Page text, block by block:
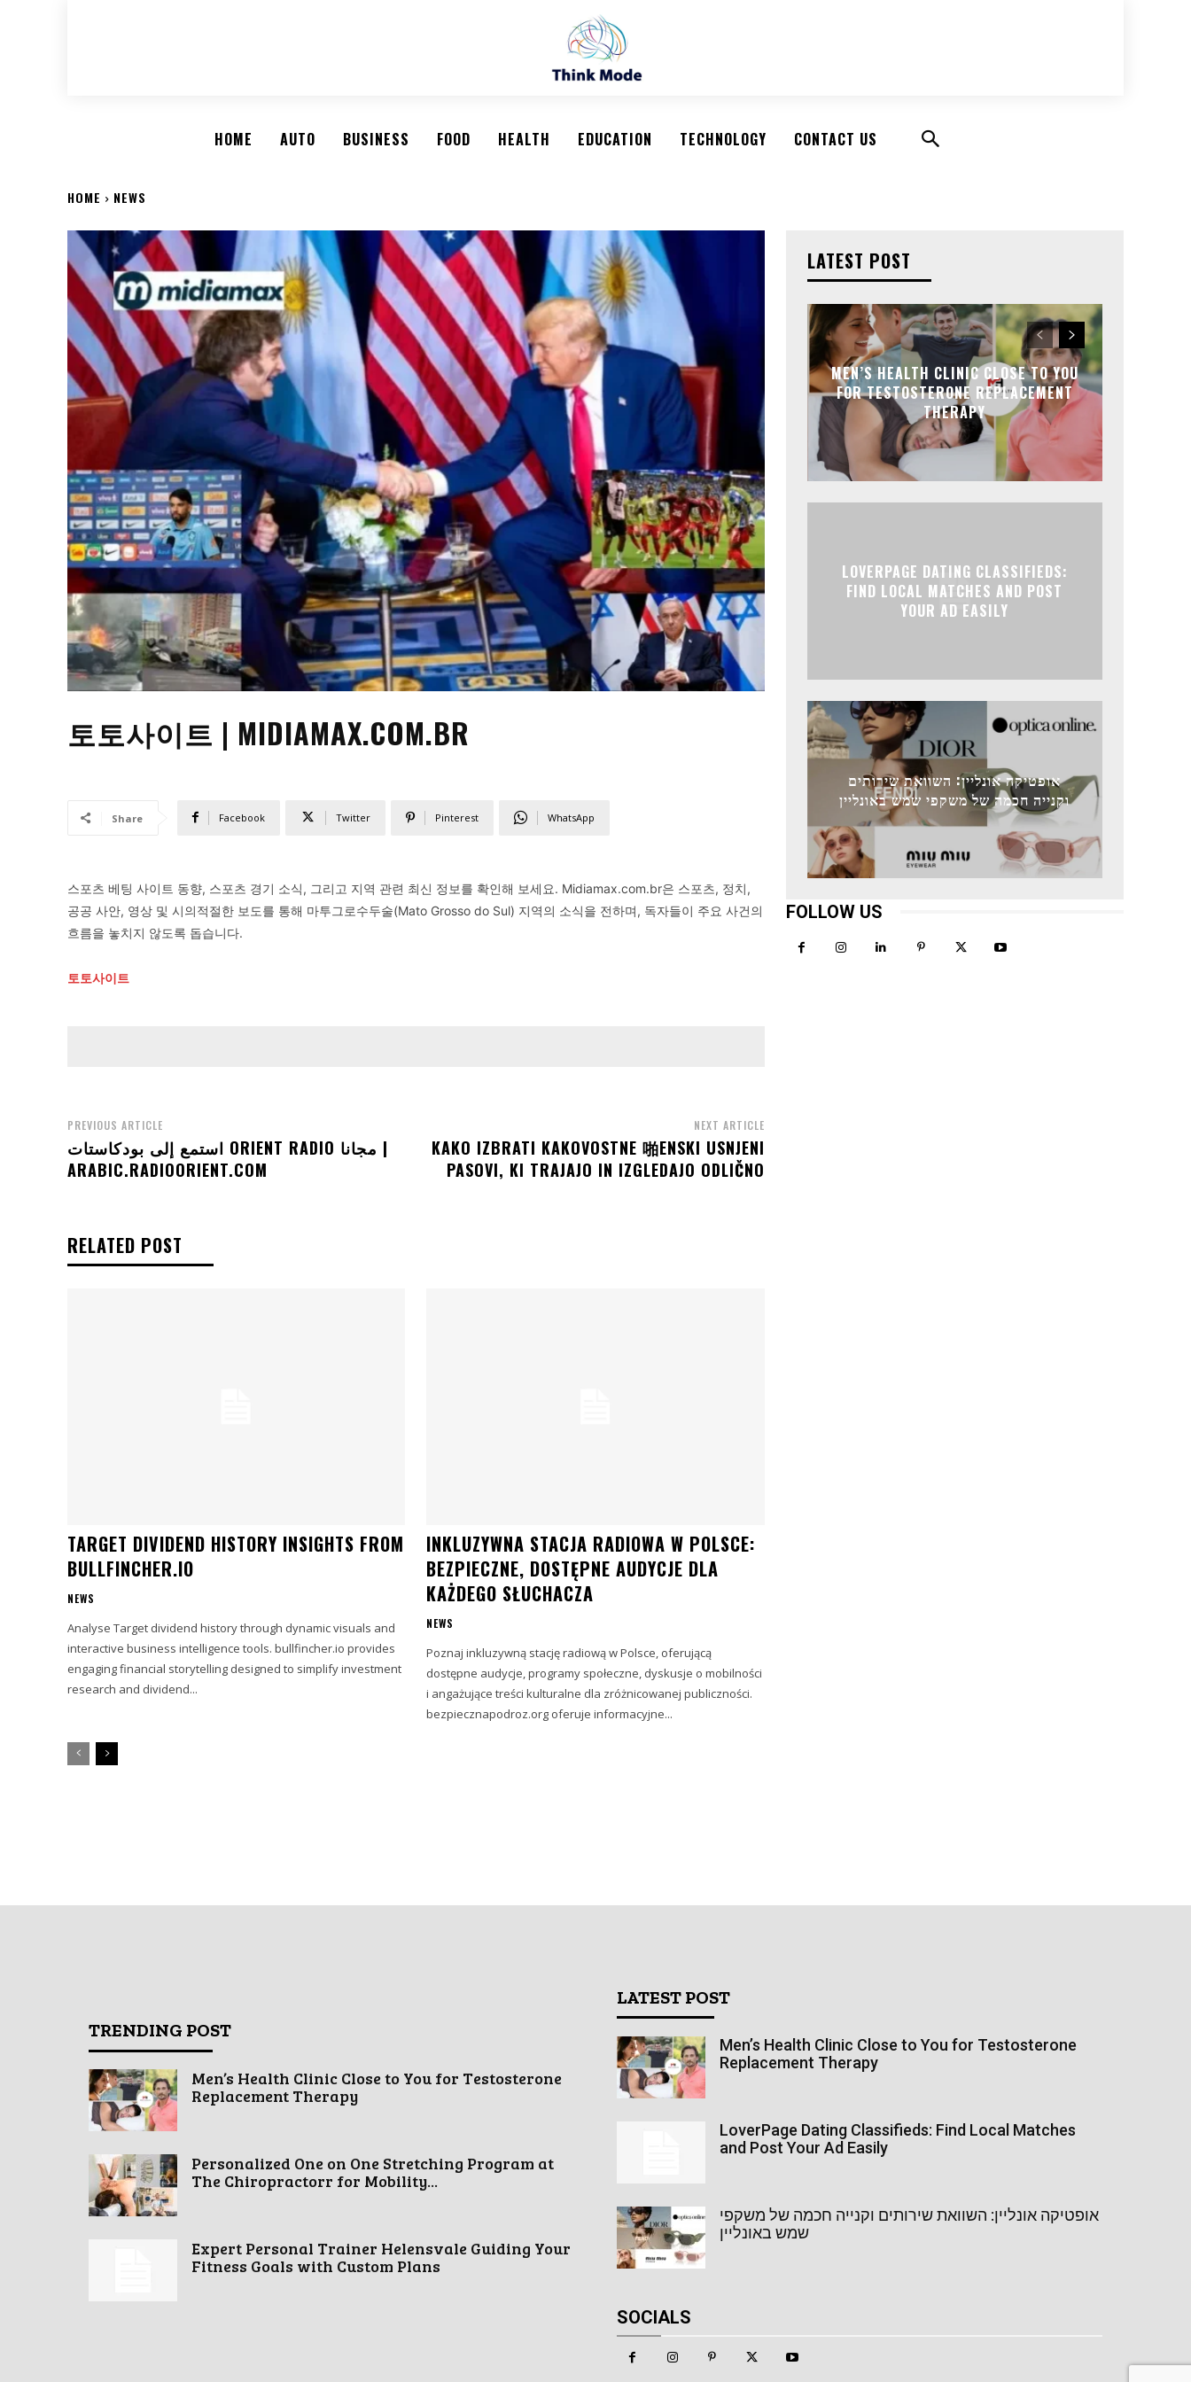
HOME AUTO BUSINESS FOOD HEALTH EDUCATION TECHNOLOGY CONTACT US
HOME NEWS
토토사이트 | MIDIAMAX.COM.BR
Share Facebook Twitter Pinterest WhatsApp
스포츠 베팅 사이트 동향, 스포츠 경기 소식, 그리고 지역 관련 최신 정보를 확인해 보세요. Midiamax.com.br은 스포츠, 정치,
공공 사안, 영상 및 시의적절한 보도를 통해 마투그로수두술(Mato Grosso do Sul) 지역의 소식을 전하며, 독자들이 주요 사건의
흐름을 놓치지 않도록 돕습니다.
토토사이트
PREVIOUS ARTICLE
استمع إلى بودكاستات ORIENT RADIO مجانا |
ARABIC.RADIOORIENT.COM
NEXT ARTICLE
KAKO IZBRATI KAKOVOSTNE 啪ENSKI USNJENI
PASOVI, KI TRAJAJO IN IZGLEDAJO ODLIČNO
RELATED POST
TARGET DIVIDEND HISTORY INSIGHTS FROM
BULLFINCHER.IO
NEWS
Analyse Target dividend history through dynamic visuals and
interactive business intelligence tools. bullfincher.io provides
engaging financial storytelling designed to simplify investment
research and dividend...
INKLUZYWNA STACJA RADIOWA W POLSCE:
BEZPIECZNE, DOSTĘPNE AUDYCJE DLA
KAŻDEGO SŁUCHACZA
NEWS
Poznaj inkluzywną stację radiową w Polsce, oferującą
dostępne audycje, programy społeczne, dyskusje o mobilności
i angażujące treści kulturalne dla zróżnicowanej publiczności.
bezpiecznapodroz.org oferuje informacyjne...
LATEST POST
MEN’S HEALTH CLINIC CLOSE TO YOU
FOR TESTOSTERONE REPLACEMENT
THERAPY
LOVERPAGE DATING CLASSIFIEDS:
FIND LOCAL MATCHES AND POST
YOUR AD EASILY
אופטיקה אונליין: השוואת שירותים
וקנייה חכמה של משקפי שמש באונליין
FOLLOW US
TRENDING POST
Men’s Health Clinic Close to You for Testosterone
Replacement Therapy
Personalized One on One Stretching Program at
The Chiropractorr for Mobility...
Expert Personal Trainer Helensvale Guiding Your
Fitness Goals with Custom Plans
LATEST POST
Men’s Health Clinic Close to You for Testosterone
Replacement Therapy
LoverPage Dating Classifieds: Find Local Matches
and Post Your Ad Easily
אופטיקה אונליין: השוואת שירותים וקנייה חכמה של משקפי
שמש באונליין
SOCIALS